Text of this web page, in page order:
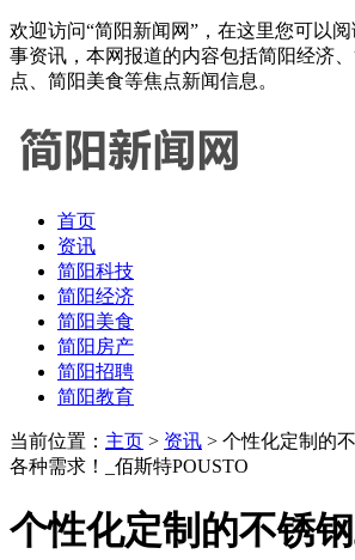
欢迎访问“简阳新闻网”，在这里您可以
事资讯，本网报道的内容包括简阳经济
点、简阳美食等焦点新闻信息。
首页
资讯
简阳科技
简阳经济
简阳美食
简阳房产
简阳招聘
简阳教育
当前位置： 主页 > 资讯 > 个性化定制的
各种需求！_佰斯特POUSTO
个性化定制的不锈钢